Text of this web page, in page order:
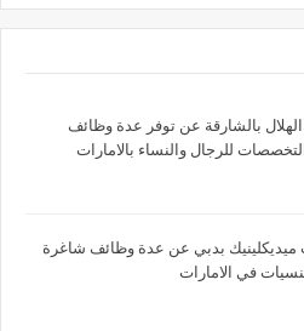
بالشارقة عن توفر عدة وظائف
للرجال والنساء بالامارات
بدبي عن عدة وظائف شاغرة
في الامارات